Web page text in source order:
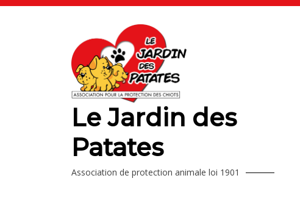
Le Jardin des
Patates
Association de protection animale loi 1901